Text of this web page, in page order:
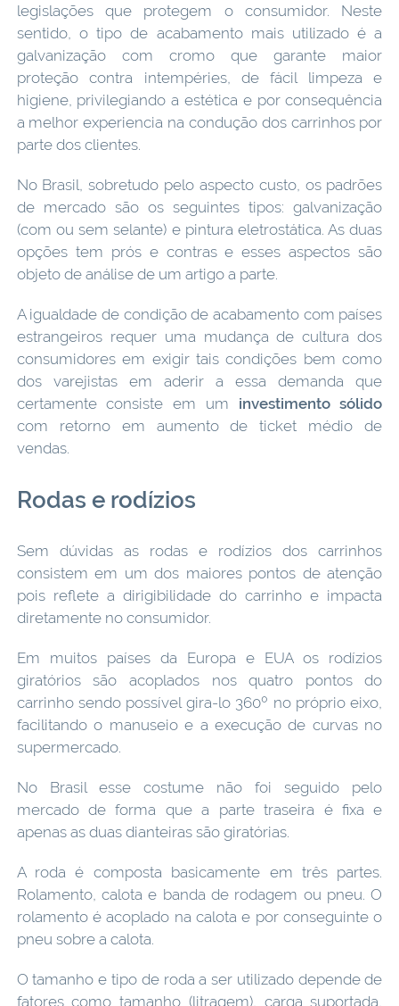
legislações que protegem o consumidor. Neste
sentido, o tipo de acabamento mais utilizado é a
galvanização com cromo que garante maior
proteção contra intempéries, de fácil limpeza e
higiene, privilegiando a estética e por consequência
a melhor experiencia na condução dos carrinhos por
parte dos clientes.
No Brasil, sobretudo pelo aspecto custo, os padrões
de mercado são os seguintes tipos: galvanização
(com ou sem selante) e pintura eletrostática. As duas
opções tem prós e contras e esses aspectos são
objeto de análise de um artigo a parte.
A igualdade de condição de acabamento com países
estrangeiros requer uma mudança de cultura dos
consumidores em exigir tais condições bem como
dos varejistas em aderir a essa demanda que
certamente consiste em um investimento sólido
com retorno em aumento de ticket médio de
vendas.
Rodas e rodízios
Sem dúvidas as rodas e rodízios dos carrinhos
consistem em um dos maiores pontos de atenção
pois reflete a dirigibilidade do carrinho e impacta
diretamente no consumidor.
Em muitos países da Europa e EUA os rodízios
giratórios são acoplados nos quatro pontos do
carrinho sendo possível gira-lo 360º no próprio eixo,
facilitando o manuseio e a execução de curvas no
supermercado.
No Brasil esse costume não foi seguido pelo
mercado de forma que a parte traseira é fixa e
apenas as duas dianteiras são giratórias.
A roda é composta basicamente em três partes.
Rolamento, calota e banda de rodagem ou pneu. O
rolamento é acoplado na calota e por conseguinte o
pneu sobre a calota.
O tamanho e tipo de roda a ser utilizado depende de
fatores como tamanho (litragem), carga suportada,